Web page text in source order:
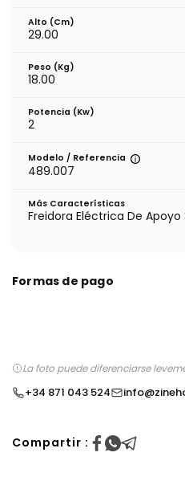
Alto (cm)
29.00
Peso (kg)
18.00
Potencia (Kw)
2
Modelo / Referencia
489.007
Más Características
Freidora Eléctrica De
Formas de pago
La foto puede diferenciarse
+34 871 043 524
Compartir :